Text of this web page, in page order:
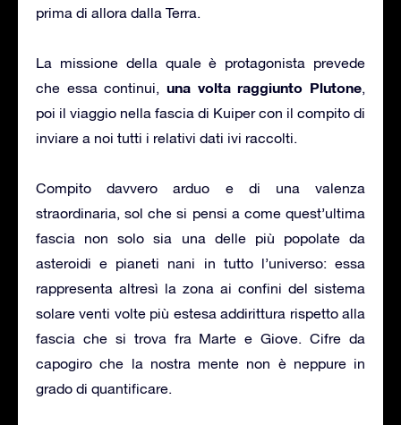
prima di allora dalla Terra.
La missione della quale è protagonista prevede
che essa continui, una volta raggiunto Plutone,
poi il viaggio nella fascia di Kuiper con il compito di
inviare a noi tutti i relativi dati ivi raccolti.
Compito davvero arduo e di una valenza
straordinaria, sol che si pensi a come quest’ultima
fascia non solo sia una delle più popolate da
asteroidi e pianeti nani in tutto l’universo: essa
rappresenta altresì la zona ai confini del sistema
solare venti volte più estesa addirittura rispetto alla
fascia che si trova fra Marte e Giove. Cifre da
capogiro che la nostra mente non è neppure in
grado di quantificare.